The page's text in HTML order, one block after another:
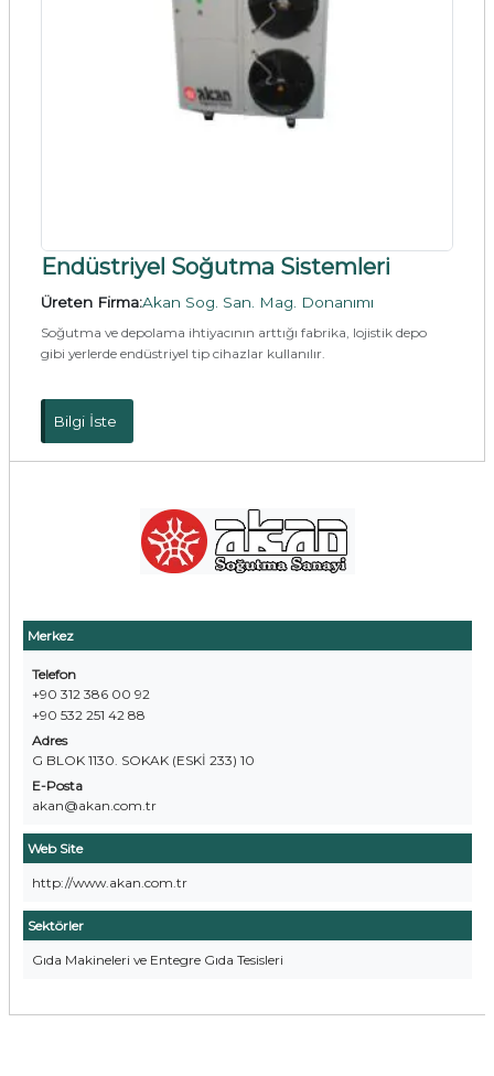
Merkez
Telefon
+90 312 386 00 92
+90 532 251 42 88
Adres
G BLOK 1130. SOKAK (ESKİ 233) 10
E-Posta
akan@akan.com.tr
Web Site
http://www.akan.com.tr
Sektörler
Gıda Makineleri ve Entegre Gıda Tesisleri
Endüstriyel Soğutma Sistemleri
Üreten Firma:Akan Sog. San. Mag. Donanımı
Soğutma ve depolama ihtiyacının arttığı fabrika, lojistik depo
gibi yerlerde endüstriyel tip cihazlar kullanılır.
Bilgi İste